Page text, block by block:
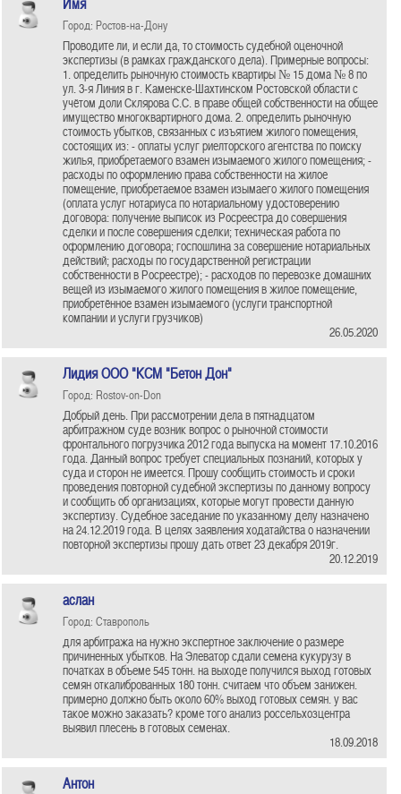
Город: Ростов-на-Дону
Проводите ли, и если да, то стоимость судебной оценочной
экспертизы (в рамках гражданского дела). Примерные вопросы:
1. определить рыночную стоимость квартиры № 15 дома № 8 по
ул. 3-я Линия в г. Каменске-Шахтинском Ростовской области с
учётом доли Склярова С.С. в праве общей собственности на общее
имущество многоквартирного дома. 2. определить рыночную
стоимость убытков, связанных с изъятием жилого помещения,
состоящих из: - оплаты услуг риелторского агентства по поиску
жилья, приобретаемого взамен изымаемого жилого помещения; -
расходы по оформлению права собственности на жилое
помещение, приобретаемое взамен изымаего жилого помещения
(оплата услуг нотариуса по нотариальному удостоверению
договора: получение выписок из Росреестра до совершения
сделки и после совершения сделки; техническая работа по
оформлению договора; госпошлина за совершение нотариальных
действий; расходы по государственной регистрации
собственности в Росреестре); - расходов по перевозке домашних
вещей из изымаемого жилого помещения в жилое помещение,
приобретённое взамен изымаемого (услуги транспортной
компании и услуги грузчиков)
26.05.2020
Лидия ООО "КСМ "Бетон Дон"
Город: Rostov-on-Don
Добрый день. При рассмотрении дела в пятнадцатом
арбитражном суде возник вопрос о рыночной стоимости
фронтального погрузчика 2012 года выпуска на момент 17.10.2016
года. Данный вопрос требует специальных познаний, которых у
суда и сторон не имеется. Прошу сообщить стоимость и сроки
проведения повторной судебной экспертизы по данному вопросу
и сообщить об организациях, которые могут провести данную
экспертизу. Судебное заседание по указанному делу назначено
на 24.12.2019 года. В целях заявления ходатайства о назначении
повторной экспертизы прошу дать ответ 23 декабря 2019г.
20.12.2019
аслан
Город: Ставрополь
для арбитража на нужно экспертное заключение о размере
причиненных убытков. На Элеватор сдали семена кукурузу в
початках в объеме 545 тонн. на выходе получился выход готовых
семян откалиброванных 180 тонн. считаем что объем занижен.
примерно должно быть около 60% выход готовых семян. у вас
такое можно заказать? кроме того анализ россельхозцентра
выявил плесень в готовых семенах.
18.09.2018
Антон